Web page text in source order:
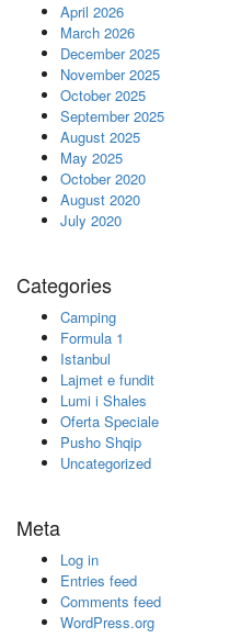
April 2026
March 2026
December 2025
November 2025
October 2025
September 2025
August 2025
May 2025
October 2020
August 2020
July 2020
Categories
Camping
Formula 1
Istanbul
Lajmet e fundit
Lumi i Shales
Oferta Speciale
Pusho Shqip
Uncategorized
Meta
Log in
Entries feed
Comments feed
WordPress.org